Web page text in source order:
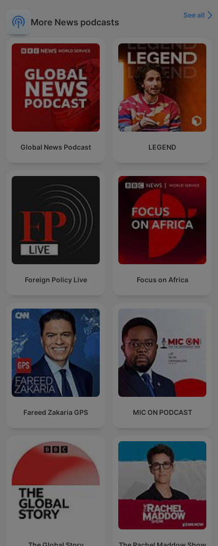
More News podcasts
See all
Global News Podcast LEGEND
Foreign Policy Live Focus on Africa
Fareed Zakaria GPS MIC ON PODCAST